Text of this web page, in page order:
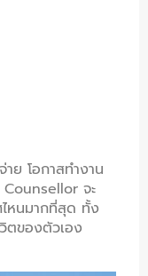
ย โอกาสทำงาน
จะ
ไหนมากที่สุด ทั้ง
ตของตัวเอง